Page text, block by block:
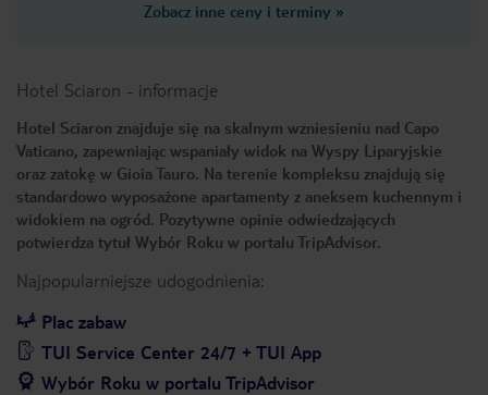
Zobacz inne ceny i terminy »
Hotel Sciaron - informacje
Hotel Sciaron znajduje się na skalnym wzniesieniu nad Capo
Vaticano, zapewniając wspaniały widok na Wyspy Liparyjskie
oraz zatokę w Gioia Tauro. Na terenie kompleksu znajdują się
standardowo wyposażone apartamenty z aneksem kuchennym i
widokiem na ogród. Pozytywne opinie odwiedzających
potwierdza tytuł Wybór Roku w portalu TripAdvisor.
Najpopularniejsze udogodnienia:
Plac zabaw
TUI Service Center 24/7 + TUI App
Wybór Roku w portalu TripAdvisor